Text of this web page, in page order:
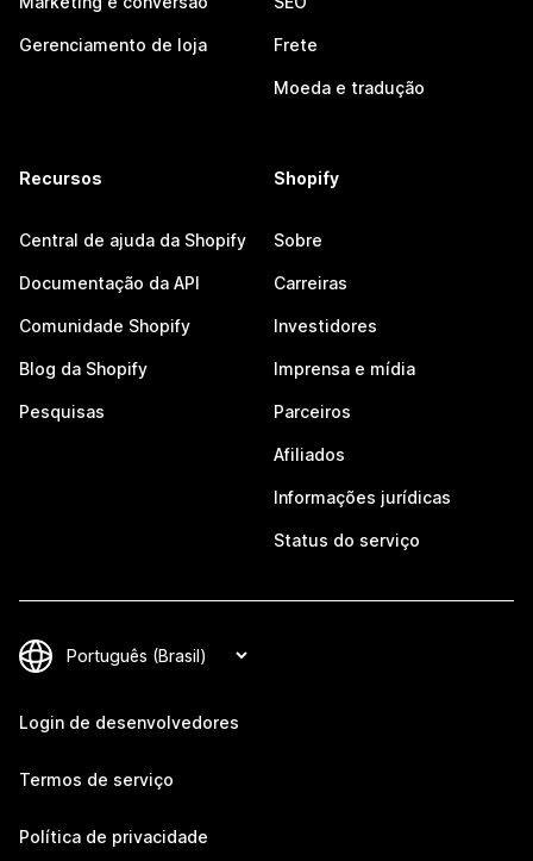
Gerenciamento de loja Frete
Moeda e tradução
Recursos
Central de ajuda da Shopify
Documentação da API
Comunidade Shopify
Blog da Shopify
Pesquisas
Shopify
Sobre
Carreiras
Investidores
Imprensa e mídia
Parceiros
Afiliados
Informações jurídicas
Status do serviço
Login de desenvolvedores
Termos de serviço
Política de privacidade